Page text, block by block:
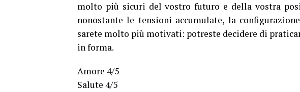
molto più sicuri del vostro futuro e della vostra
nonostante le tensioni accumulate, la
sarete molto più motivati: potreste decidere di
in forma.
Amore 4/5
Salute 4/5